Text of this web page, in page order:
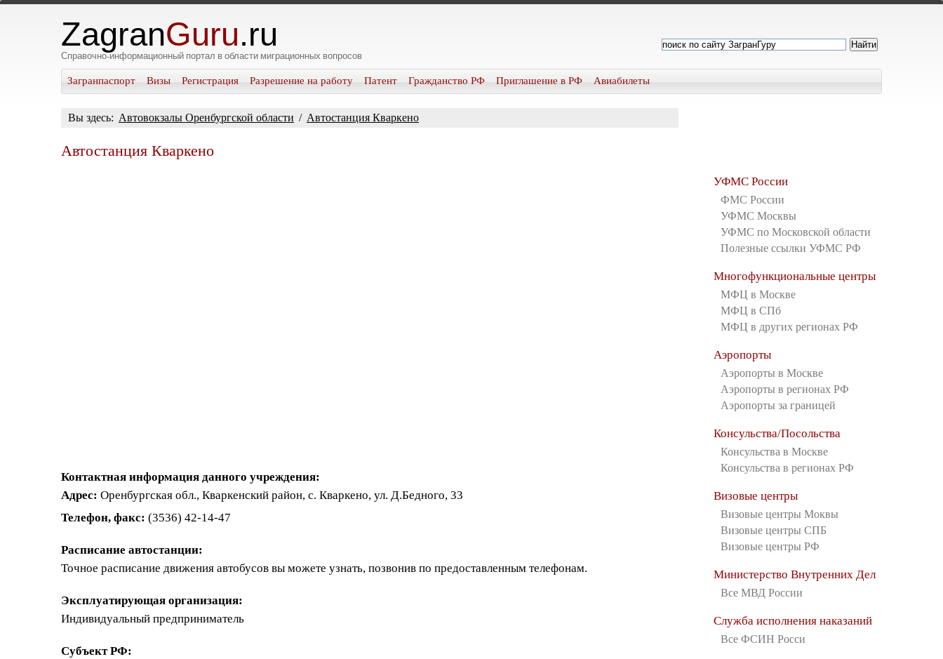
ZagranGuru.ru
Справочно-информационный портал в области миграционных вопросов
Загранпаспорт Визы Регистрация Разрешение на работу Патент Гражданство РФ Приглашение в РФ Авиабилеты
Вы здесь: Автовокзалы Оренбургской области / Автостанция Кваркено
Автостанция Кваркено
Контактная информация данного учреждения:
Адрес: Оренбургская обл., Кваркенский район, с. Кваркено, ул. Д.Бедного, 33
Телефон, факс: (3536) 42-14-47
Расписание автостанции:
Точное расписание движения автобусов вы можете узнать, позвонив по предоставленным телефонам.
Эксплуатирующая организация:
Индивидуальный предприниматель
Субъект РФ:
УФМС России
ФМС России
УФМС Москвы
УФМС по Московской области
Полезные ссылки УФМС РФ
Многофункциональные центры
МФЦ в Москве
МФЦ в СПб
МФЦ в других регионах РФ
Аэропорты
Аэропорты в Москве
Аэропорты в регионах РФ
Аэропорты за границей
Консульства/Посольства
Консульства в Москве
Консульства в регионах РФ
Визовые центры
Визовые центры Моквы
Визовые центры СПБ
Визовые центры РФ
Министерство Внутренних Дел
Все МВД России
Служба исполнения наказаний
Все ФСИН Росси